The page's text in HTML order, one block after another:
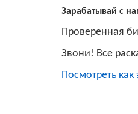
Зарабатывай с
Проверенная
Звони! Все
Посмотреть как